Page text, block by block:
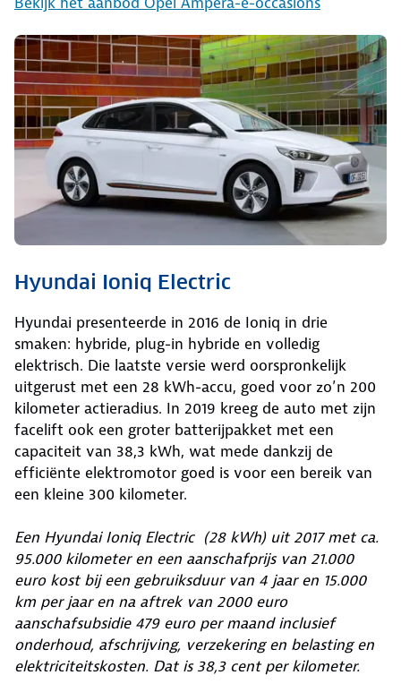
Hyundai Ioniq Electric
Hyundai presenteerde in 2016 de Ioniq in drie
smaken: hybride, plug-in hybride en volledig
elektrisch. Die laatste versie werd oorspronkelijk
uitgerust met een 28 kWh-accu, goed voor zo’n 200
kilometer actieradius. In 2019 kreeg de auto met zijn
facelift ook een groter batterijpakket met een
capaciteit van 38,3 kWh, wat mede dankzij de
efficiënte elektromotor goed is voor een bereik van
een kleine 300 kilometer.
Een Hyundai Ioniq Electric (28 kWh) uit 2017 met ca.
95.000 kilometer en een aanschafprijs van 21.000
euro kost bij een gebruiksduur van 4 jaar en 15.000
km per jaar en na aftrek van 2000 euro
aanschafsubsidie 479 euro per maand inclusief
onderhoud, afschrijving, verzekering en belasting en
elektriciteitskosten. Dat is 38,3 cent per kilometer.